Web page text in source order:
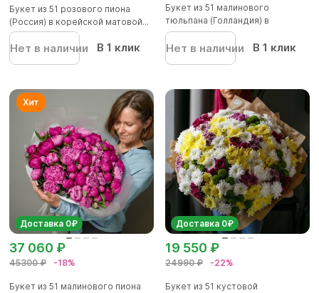
Букет из 51 розового пиона
(Россия) в корейской матовой...
Нет в наличии В 1 клик
Букет из 51 малинового
тюльпана (Голландия) в
корейской...
Нет в наличии В 1 клик
Доставка 0₽
45300 ₽ -18%
37 060 ₽
Букет из 51 малинового пиона
Доставка 0₽
24990 ₽ -22%
19 550 ₽
Букет из 51 кустовой